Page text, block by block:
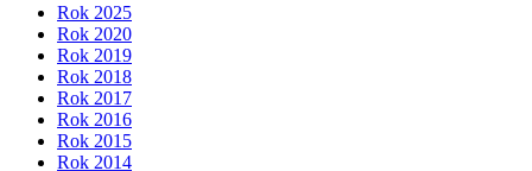
Rok 2025
Rok 2020
Rok 2019
Rok 2018
Rok 2017
Rok 2016
Rok 2015
Rok 2014